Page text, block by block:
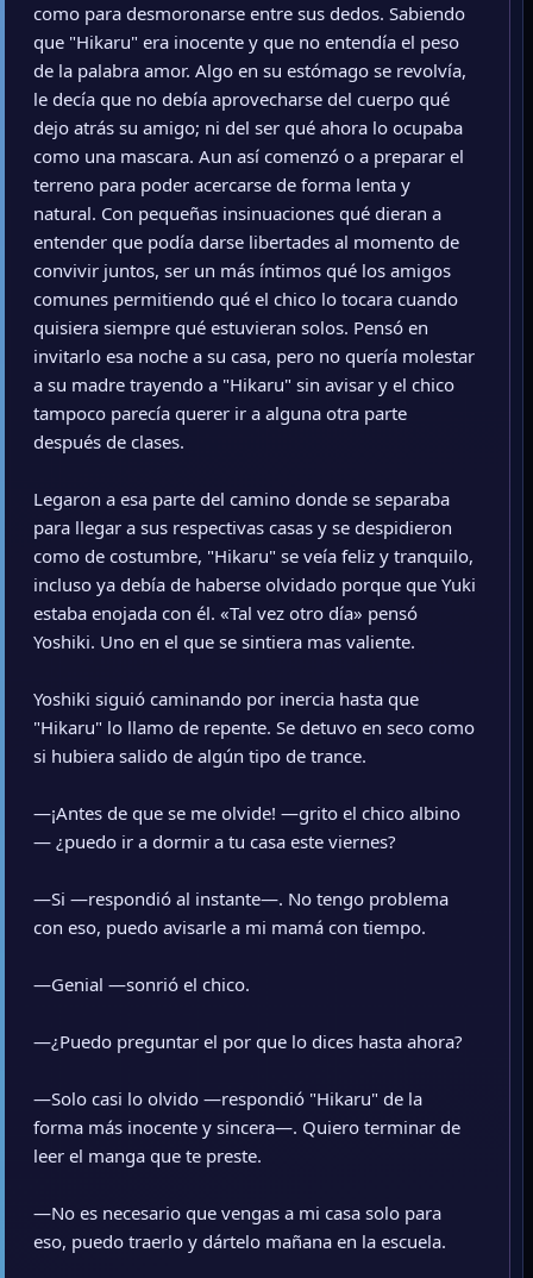
como para desmoronarse entre sus dedos. Sabiendo
que "Hikaru" era inocente y que no entendía el peso
de la palabra amor. Algo en su estómago se revolvía,
le decía que no debía aprovecharse del cuerpo qué
dejo atrás su amigo; ni del ser qué ahora lo ocupaba
como una mascara. Aun así comenzó o a preparar el
terreno para poder acercarse de forma lenta y
natural. Con pequeñas insinuaciones qué dieran a
entender que podía darse libertades al momento de
convivir juntos, ser un más íntimos qué los amigos
comunes permitiendo qué el chico lo tocara cuando
quisiera siempre qué estuvieran solos. Pensó en
invitarlo esa noche a su casa, pero no quería molestar
a su madre trayendo a "Hikaru" sin avisar y el chico
tampoco parecía querer ir a alguna otra parte
después de clases.
Legaron a esa parte del camino donde se separaba
para llegar a sus respectivas casas y se despidieron
como de costumbre, "Hikaru" se veía feliz y tranquilo,
incluso ya debía de haberse olvidado porque que Yuki
estaba enojada con él. «Tal vez otro día» pensó
Yoshiki. Uno en el que se sintiera mas valiente.
Yoshiki siguió caminando por inercia hasta que
"Hikaru" lo llamo de repente. Se detuvo en seco como
si hubiera salido de algún tipo de trance.
—¡Antes de que se me olvide! —grito el chico albino
— ¿puedo ir a dormir a tu casa este viernes?
—Si —respondió al instante—. No tengo problema
con eso, puedo avisarle a mi mamá con tiempo.
—Genial —sonrió el chico.
—¿Puedo preguntar el por que lo dices hasta ahora?
—Solo casi lo olvido —respondió "Hikaru" de la
forma más inocente y sincera—. Quiero terminar de
leer el manga que te preste.
—No es necesario que vengas a mi casa solo para
eso, puedo traerlo y dártelo mañana en la escuela.